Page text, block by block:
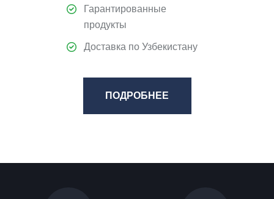
Гарантированные
продукты
Доставка по Узбекистану
ПОДРОБНЕЕ